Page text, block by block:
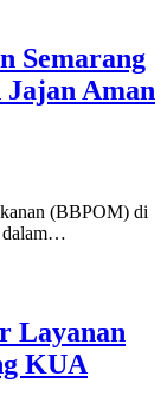
Semarang
Jajan Aman
(BBPOM) di
dalam…
Layanan
KUA